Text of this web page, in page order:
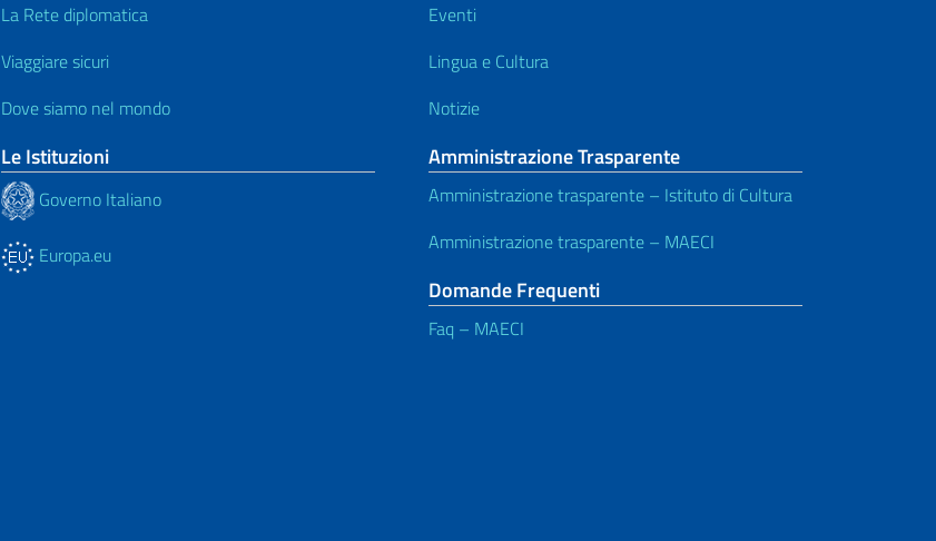
La Rete diplomatica
Viaggiare sicuri
Dove siamo nel mondo
Le Istituzioni
Governo Italiano
Europa.eu
Eventi
Lingua e Cultura
Notizie
Amministrazione Trasparente
Amministrazione trasparente – Istituto di Cultura
Amministrazione trasparente – MAECI
Domande Frequenti
Faq – MAECI